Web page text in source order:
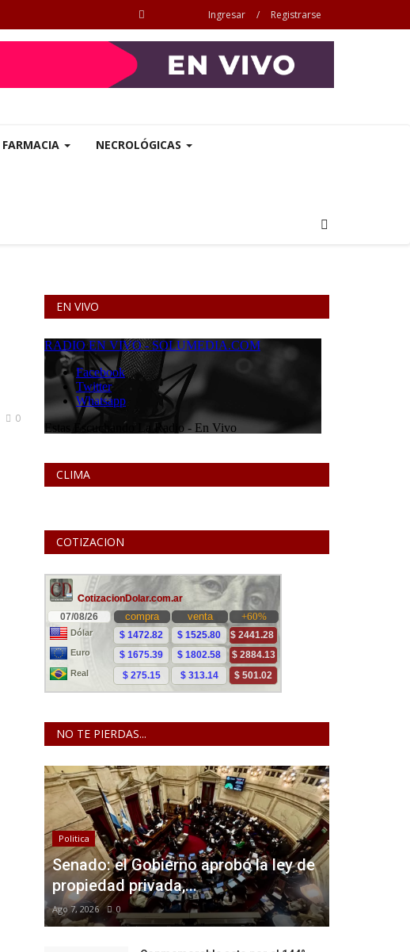
Ingresar / Registrarse
FARMACIA NECROLÓGICAS
0
EN VIVO
CLIMA
COTIZACION
NO TE PIERDAS...
Politica
Senado: el Gobierno aprobó la ley de
propiedad privada,...
Ago 7, 2026 0